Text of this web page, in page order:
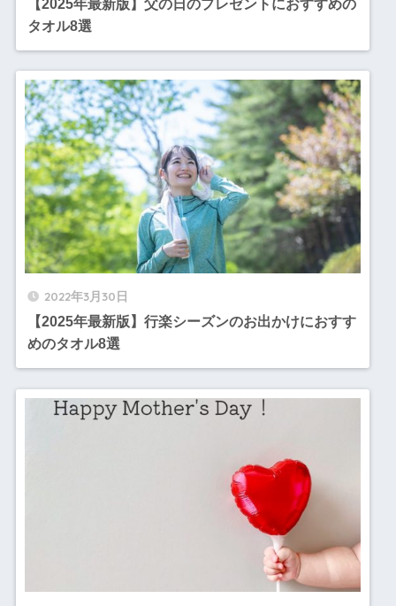
【2025年最新版】父の日のプレゼントにおすすめの
タオル8選
2022年3月30日
【2025年最新版】行楽シーズンのお出かけにおすす
めのタオル8選